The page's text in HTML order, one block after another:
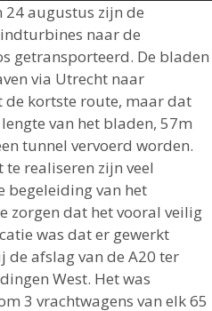
24 augustus zijn de
naar de
getransporteerd. De bladen
via Utrecht naar
kortste route, maar dat
van het bladen, 57m
tunnel vervoerd worden.
realiseren zijn veel
begeleiding van het
zorgen dat het vooral veilig
was dat er gewerkt
afslag van de A20 ter
West. Het was
3 vrachtwagens van elk 65